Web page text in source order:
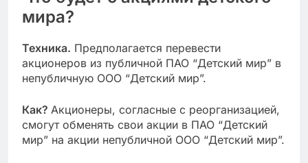
мира?
Техника. Предполагается перевести
акционеров из публичной ПАО “Детский мир” в
непубличную ООО “Детский мир”.
Как? Акционеры, согласные с реорганизацией,
смогут обменять свои акции в ПАО “Детский
мир” на акции непубличной ООО “Детский мир”.